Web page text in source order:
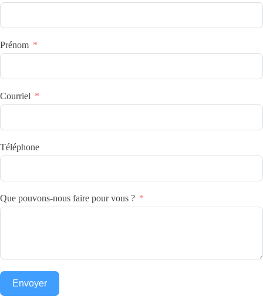
Prénom
Courriel
Téléphone
Que pouvons-nous faire pour vous ?
Envoyer